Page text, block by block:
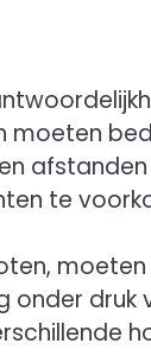
moeten
te
druk